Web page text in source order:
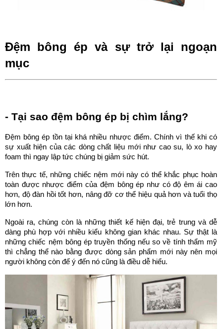
Đệm bông ép và sự trở lại ngoạn
mục
- Tại sao đệm bông ép bị chìm lắng?
Đệm bông ép tồn tại khá nhiều nhược điểm. Chính vì thế khi có
sự xuất hiện của các dòng chất liệu mới như cao su, lò xo hay
foam thì ngay lập tức chúng bị giảm sức hút.
Trên thực tế, những chiếc nệm mới này có thể khắc phục hoàn
toàn được nhược điểm của đệm bông ép như có độ êm ái cao
hơn, độ đàn hồi tốt hơn, nâng đỡ cơ thể hiệu quả hơn và tuổi thọ
lớn hơn.
Ngoài ra, chúng còn là những thiết kế hiện đại, trẻ trung và dễ
dàng phù hợp với nhiều kiểu không gian khác nhau. Sự thật là
những chiếc nệm bông ép truyền thống nếu so về tính thẩm mỹ
thì chẳng thể nào bằng được dòng sản phẩm mới này nên mọi
người không còn để ý đến nó cũng là điều dễ hiểu.